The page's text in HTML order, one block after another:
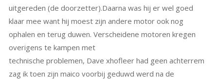
uitgereden (de doorzetter).Daarna was hij er wel goed
klaar mee want hij moest zijn andere motor ook nog
ophalen en terug duwen. Verscheidene motoren kregen
overigens te kampen met
technische problemen, Dave xhofleer had geen achterrem
zag ik toen zijn maico voorbij geduwd werd na de